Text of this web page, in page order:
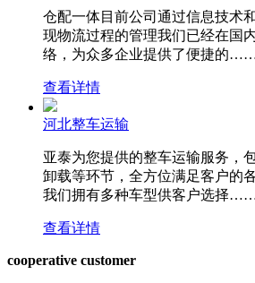
仓配一体目前公司通过信息技术
现物流过程的管理我们已经在国
络，为众多企业提供了便捷的
查看详情
河北整车运输
亚泰为您提供的整车运输服务，
卸载等环节，全方位满足客户的
我们拥有多种车型供客户选择
查看详情
cooperative customer